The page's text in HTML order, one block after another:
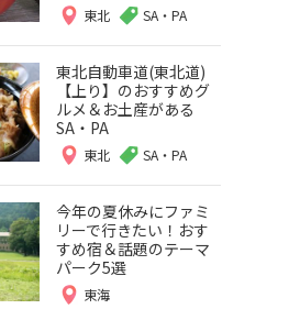
東北 SA・PA
東北自動車道(東北道)
【上り】のおすすめグ
ルメ＆お土産がある
SA・PA
東北 SA・PA
今年の夏休みにファミ
リーで行きたい！おす
すめ宿＆話題のテーマ
パーク5選
東海